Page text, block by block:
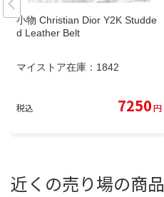
小物 Christian Dior Y2K Studde
d Leather Belt
マイストア在庫： 1842
税込 7250円
近くの売り場の商品